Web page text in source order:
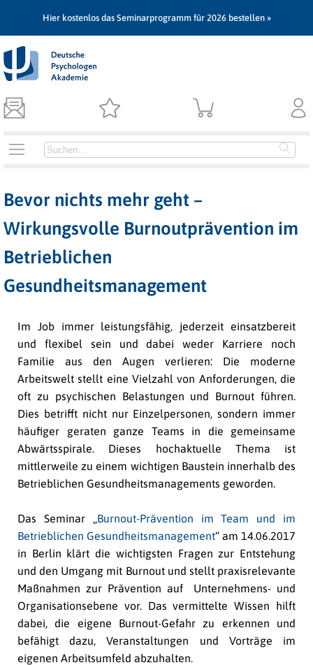
Hier kostenlos das Seminarprogramm für 2026 bestellen »
Bevor nichts mehr geht –
Wirkungsvolle Burnoutprävention im
Betrieblichen
Gesundheitsmanagement
Im Job immer leistungsfähig, jederzeit einsatzbereit
und flexibel sein und dabei weder Karriere noch
Familie aus den Augen verlieren: Die moderne
Arbeitswelt stellt eine Vielzahl von Anforderungen, die
oft zu psychischen Belastungen und Burnout führen.
Dies betrifft nicht nur Einzelpersonen, sondern immer
häufiger geraten ganze Teams in die gemeinsame
Abwärtsspirale. Dieses hochaktuelle Thema ist
mittlerweile zu einem wichtigen Baustein innerhalb des
Betrieblichen Gesundheitsmanagements geworden.
Das Seminar „Burnout-Prävention im Team und im
Betrieblichen Gesundheitsmanagement“ am 14.06.2017
in Berlin klärt die wichtigsten Fragen zur Entstehung
und den Umgang mit Burnout und stellt praxisrelevante
Maßnahmen zur Prävention auf Unternehmens- und
Organisationsebene vor. Das vermittelte Wissen hilft
dabei, die eigene Burnout-Gefahr zu erkennen und
befähigt dazu, Veranstaltungen und Vorträge im
eigenen Arbeitsumfeld abzuhalten.